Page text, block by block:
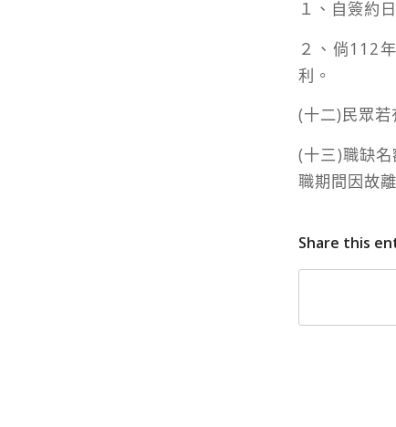
１、自簽約
２、倘112
利。
(十二)民眾
(十三)職缺
職期間因故
Share this